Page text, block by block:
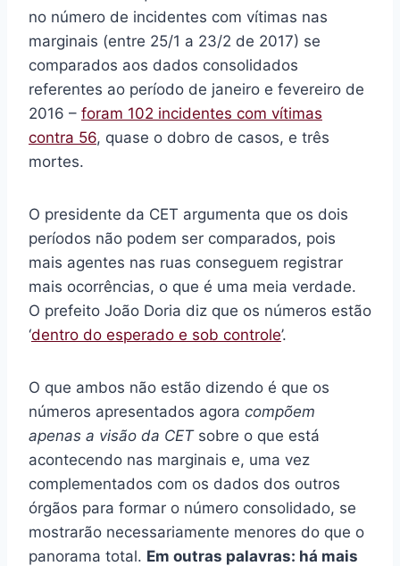
no número de incidentes com vítimas nas
marginais (entre 25/1 a 23/2 de 2017) se
comparados aos dados consolidados
referentes ao período de janeiro e fevereiro de
2016 – foram 102 incidentes com vítimas
contra 56, quase o dobro de casos, e três
mortes.
O presidente da CET argumenta que os dois
períodos não podem ser comparados, pois
mais agentes nas ruas conseguem registrar
mais ocorrências, o que é uma meia verdade.
O prefeito João Doria diz que os números estão
‘dentro do esperado e sob controle’.
O que ambos não estão dizendo é que os
números apresentados agora compõem
apenas a visão da CETsobre o que está
acontecendo nas marginais e, uma vez
complementados com os dados dos outros
órgãos para formar o número consolidado, se
mostrarão necessariamente menores do que o
panorama total. Em outras palavras: há mais